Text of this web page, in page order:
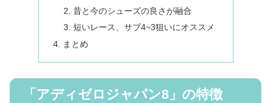
昔と今のシューズの良さが融合
短いレース、サブ4~3狙いにオススメ
まとめ
「アディゼロジャパン8」の特徴